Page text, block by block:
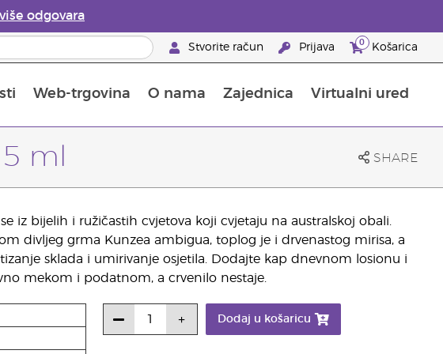
odgovara
Stvorite račun Prijava 0 Košarica
Web-trgovina O nama Zajednica Virtualni ured
ml SHARE
iz bijelih i ružičastih cvjetova koji cvjetaju na australskoj obali.
divljeg grma Kunzea ambigua, toplog je i drvenastog mirisa, a
sklada i umirivanje osjetila. Dodajte kap dnevnom losionu i
mekom i podatnom, a crvenilo nestaje.
Dodaj u košaricu